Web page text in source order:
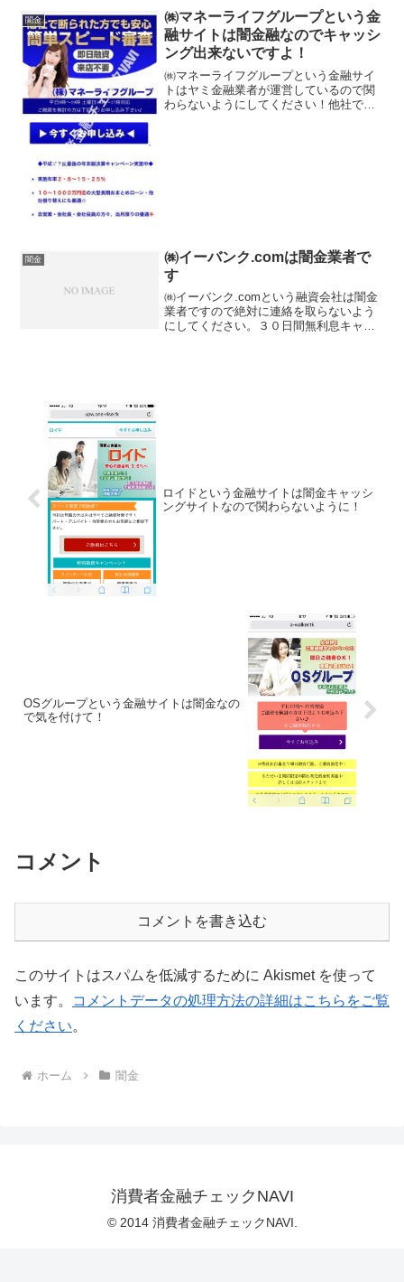
闇金
㈱マネーライフグループという金
融サイトは闇金融なのでキャッシ
ング出来ないですよ！
㈱マネーライフグループという金融サイ
トはヤミ金融業者が運営しているので関
わらないようにしてください！他社で断
闇金
㈱イーバンク.comは闇金業者で
す
㈱イーバンク.comという融資会社は闇金
業者ですので絶対に連絡を取らないよう
にしてください。３０日間無利息キャン
ロイドという金融サイトは闇金キャッシ
ングサイトなので関わらないように！
OSグループという金融サイトは闇金なの
で気を付けて！
コメント
コメントを書き込む
このサイトはスパムを低減するために Akismet を使って
います。
コメントデータの処理方法の詳細はこちらをご覧
ください。
ホーム 闇金
消費者金融チェックNAVI
© 2014 消費者金融チェックNAVI.